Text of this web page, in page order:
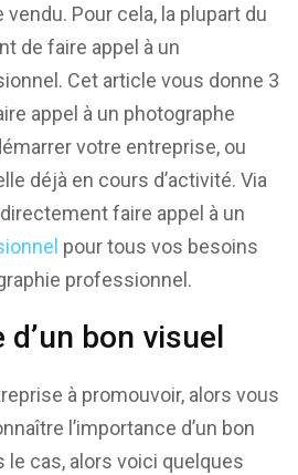
Pour cela, la plupart du
de faire appel à un
Cet article vous donne 3
appel à un photographe
votre entreprise, ou
déjà en cours d’activité. Via
faire appel à un
pour tous vos besoins
professionnel.
bon visuel
à promouvoir, alors vous
l’importance d’un bon
le cas, alors voici quelques